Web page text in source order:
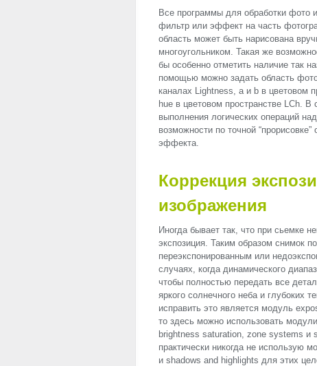
Все программы для обработки фото
фильтр или эффект на часть
область может быть нарисована
многоугольником. Такая же
бы особенно отметить наличие так
помощью можно задать область
каналах Lightness, a и b в цветовом
hue в цветовом пространстве LCh.
выполнения логических операций
возможности по точной
эффекта.
Коррекция
изображения
Иногда бывает так, что при сьемке
экспозиция. Таким образом снимок
переэкспонированным или
случаях, когда динамического
чтобы полностью передать все
яркого солнечного неба и глубоких
исправить это является модуль
то здесь можно использовать
brightness saturation, zone systems и
практически никогда не использую
и shadows and highlights для этих